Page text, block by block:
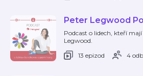
Peter Legwood
Podcast o lidech, kteří
Legwood.
13 epizod
4